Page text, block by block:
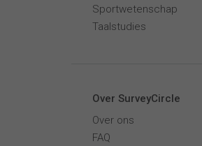
Sportwetenschap
Taalstudies
Over SurveyCircle
Over ons
FAQ